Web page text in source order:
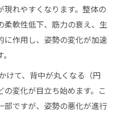
れやすくなります。整体の
柔軟性低下、筋力の衰え、生
に作用し、姿勢の変化が加速
けて、背中が丸くなる（円
変化が目立ち始めます。こ
部ですが、姿勢の悪化が進行